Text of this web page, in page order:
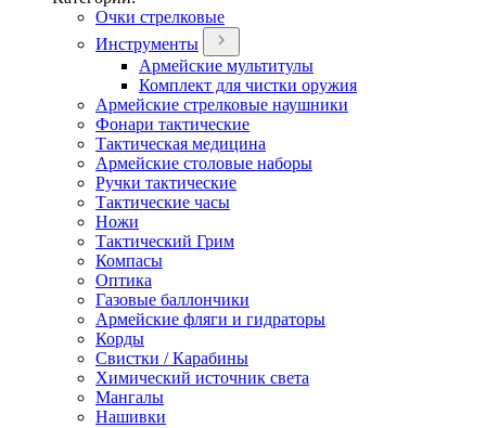
Очки стрелковые
Инструменты
Армейские мультитулы
Комплект для чистки оружия
Армейские стрелковые наушники
Фонари тактические
Тактическая медицина
Армейские столовые наборы
Ручки тактические
Тактические часы
Ножи
Тактический Грим
Компасы
Оптика
Газовые баллончики
Армейские фляги и гидраторы
Корды
Свистки / Карабины
Химический источник света
Мангалы
Нашивки